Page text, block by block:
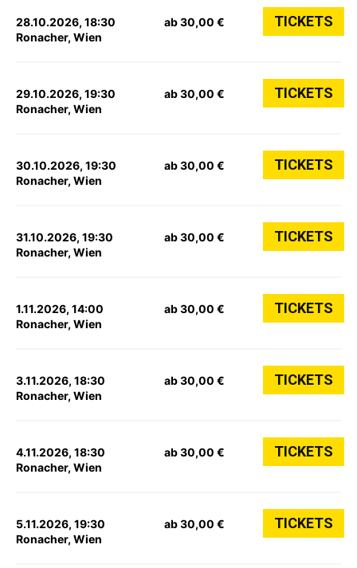
28.10.2026, 18:30
Ronacher, Wien
ab 30,00 € TICKETS
29.10.2026, 19:30
Ronacher, Wien
ab 30,00 € TICKETS
30.10.2026, 19:30
Ronacher, Wien
ab 30,00 € TICKETS
31.10.2026, 19:30
Ronacher, Wien
ab 30,00 € TICKETS
1.11.2026, 14:00
Ronacher, Wien
ab 30,00 € TICKETS
3.11.2026, 18:30
Ronacher, Wien
ab 30,00 € TICKETS
4.11.2026, 18:30
Ronacher, Wien
ab 30,00 € TICKETS
5.11.2026, 19:30
Ronacher, Wien
ab 30,00 € TICKETS